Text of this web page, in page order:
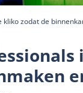
kliko zodat de